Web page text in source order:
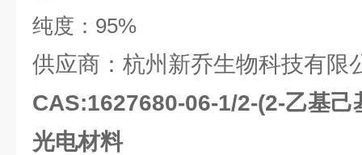
纯度： 95%
供应商：杭州新乔生物科技有限
CAS:1627680-06-1/2-(2-乙基己
光电材料